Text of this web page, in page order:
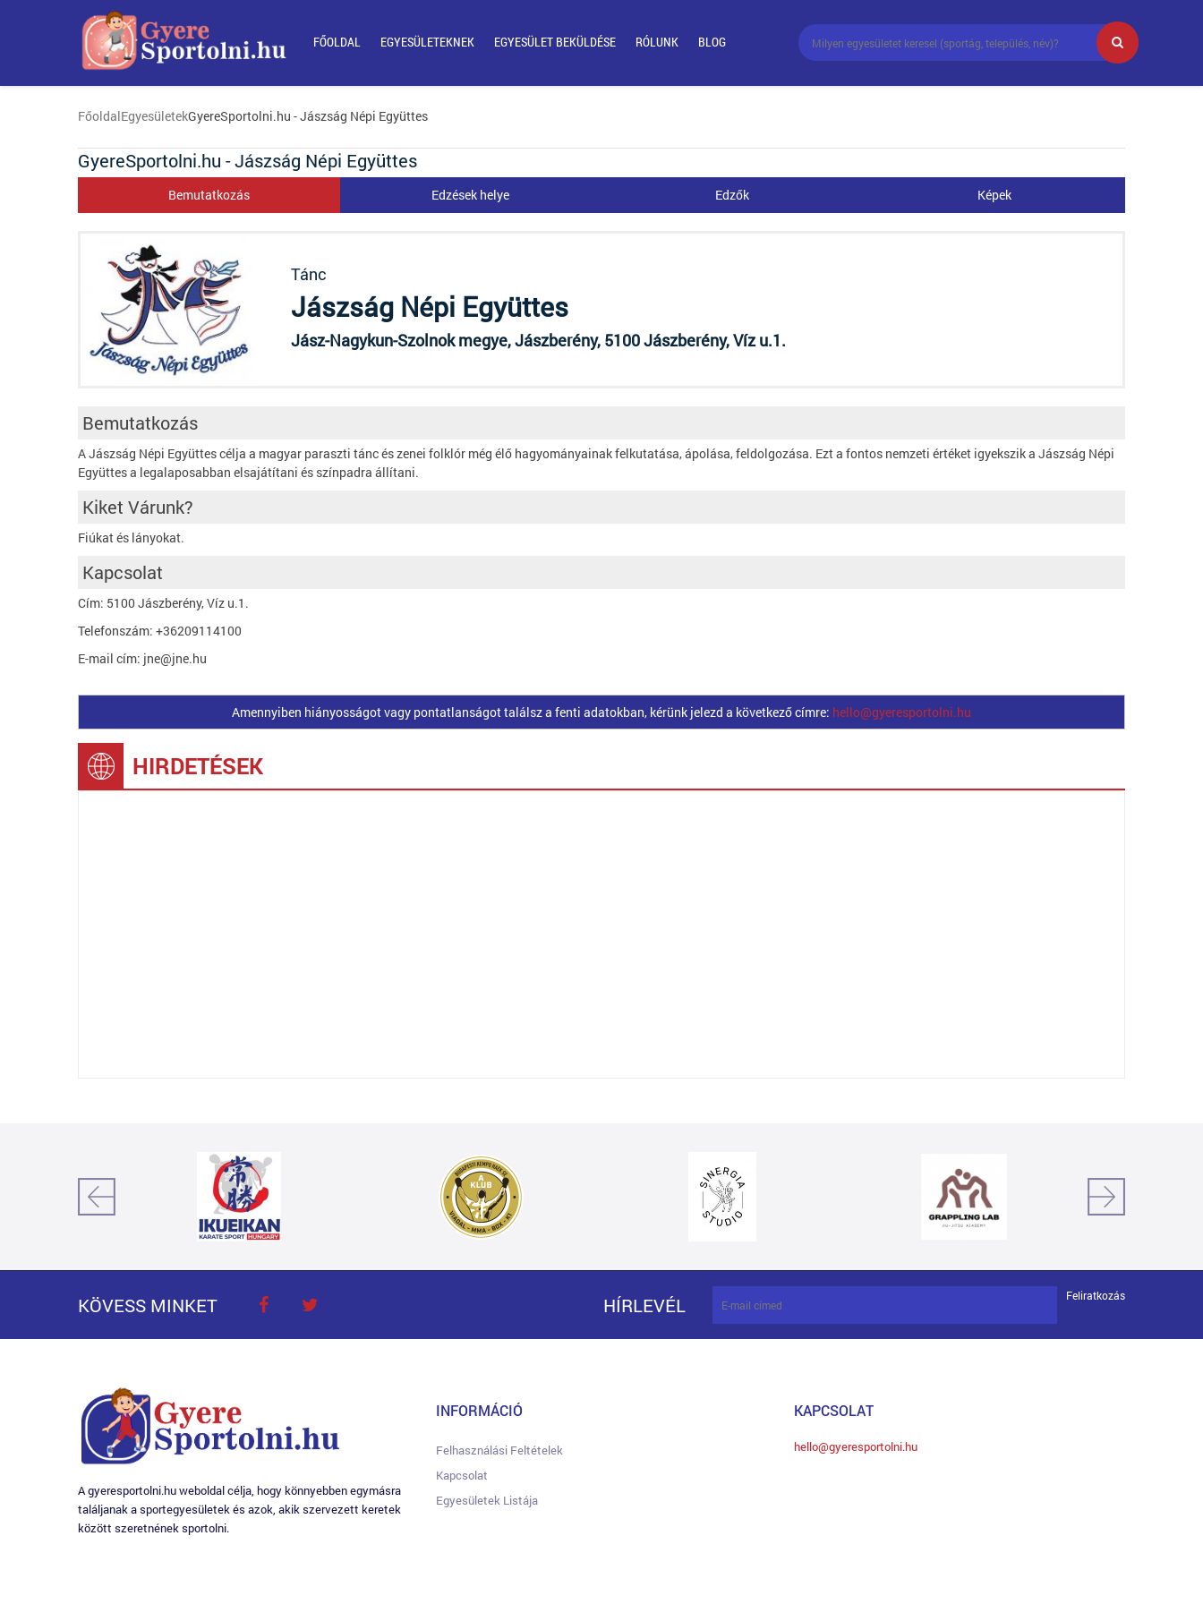
FŐOLDAL EGYESÜLETEKNEK EGYESÜLET BEKÜLDÉSE RÓLUNK BLOG
FőoldalEgyesületekGyereSportolni.hu - Jászság Népi Együttes
GyereSportolni.hu - Jászság Népi Együttes
Bemutatkozás Edzések helye Edzők Képek
Tánc
Jászság Népi Együttes
Jász-Nagykun-Szolnok megye, Jászberény, 5100 Jászberény, Víz u.1.
Bemutatkozás
A Jászság Népi Együttes célja a magyar paraszti tánc és zenei folklór még élő hagyományainak felkutatása, ápolása, feldolgozása. Ezt a fontos nemzeti értéket igyekszik a Jászság Népi
Együttes a legalaposabban elsajátítani és színpadra állítani.
Kiket Várunk?
Fiúkat és lányokat.
Kapcsolat
Cím: 5100 Jászberény, Víz u.1.
Telefonszám: +36209114100
E-mail cím: jne@jne.hu
Amennyiben hiányosságot vagy pontatlanságot találsz a fenti adatokban, kérünk jelezd a következő címre: hello@gyeresportolni.hu
HIRDETÉSEK
KÖVESS MINKET HÍRLEVÉL Feliratkozás
A gyeresportolni.hu weboldal célja, hogy könnyebben egymásra
találjanak a sportegyesületek és azok, akik szervezett keretek
között szeretnének sportolni.
INFORMÁCIÓ
Felhasználási Feltételek
Kapcsolat
Egyesületek Listája
KAPCSOLAT
hello@gyeresportolni.hu